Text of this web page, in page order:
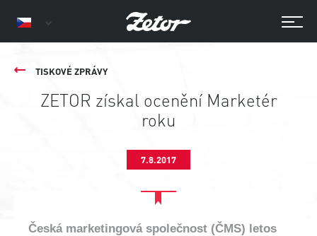
TISKOVÉ ZPRÁVY
ZETOR získal ocenění Marketér
roku
7.8.2017
Česká marketingová společnost (ČMS) letos